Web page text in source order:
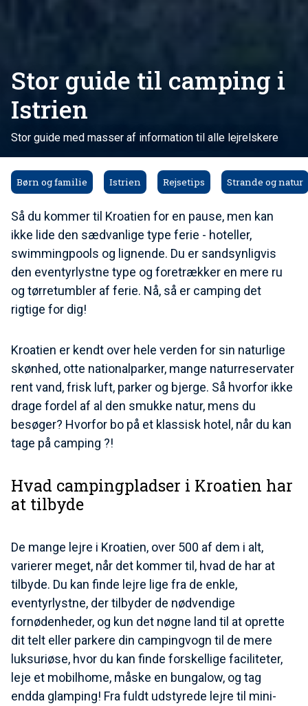
Stor guide til camping i
Istrien
Stor guide med masser af information til alle lejrelskere
Børn og familie Istrien Rejsetips Strande og natur
Så du kommer til Kroatien for en pause, men kan
ikke lide den sædvanlige type ferie - hoteller,
swimmingpools og lignende. Du er sandsynligvis
den eventyrlystne type og foretrækker en mere ru
og tørretumbler af ferie. Nå, så er camping det
rigtige for dig!
Kroatien er kendt over hele verden for sin naturlige
skønhed, otte nationalparker, mange naturreservater
rent vand, frisk luft, parker og bjerge. Så hvorfor ikke
drage fordel af al den smukke natur, mens du
besøger? Hvorfor bo på et klassisk hotel, når du kan
tage på camping ?!
Hvad campingpladser i Kroatien har
at tilbyde
De mange lejre i Kroatien, over 500 af dem i alt,
varierer meget, når det kommer til, hvad de har at
tilbyde. Du kan finde lejre lige fra de enkle,
eventyrlystne, der tilbyder de nødvendige
fornødenheder, og kun det nøgne land til at oprette
dit telt eller parkere din campingvogn til de mere
luksuriøse, hvor du kan finde forskellige faciliteter,
leje et mobilhome, måske en bungalow, og tag
endda glamping! Fra fuldt udstyrede lejre til mini-